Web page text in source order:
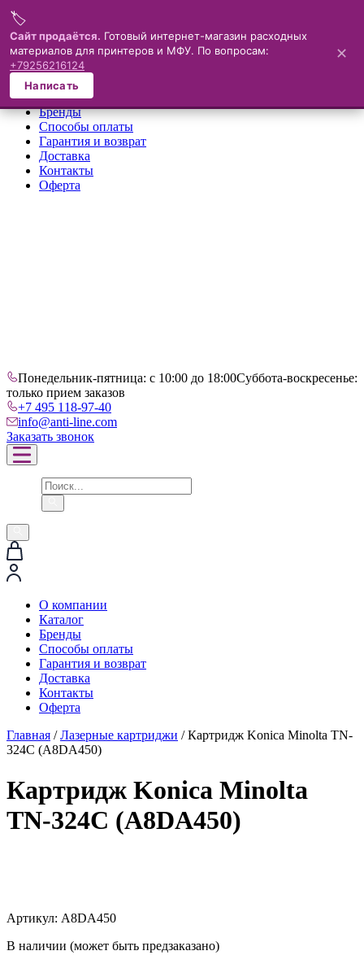
Меню
×
О компании
Каталог
Бренды
Способы оплаты
Гарантия и возврат
Доставка
Контакты
Оферта
Понедельник-пятница: с 10:00 до 18:00Суббота-воскресенье:
только прием заказов
+7 495 118-97-40
info@anti-line.com
Заказать звонок
О компании
Каталог
Бренды
Способы оплаты
Гарантия и возврат
Доставка
Контакты
Оферта
Главная /Лазерные картриджи / Картридж Konica Minolta TN-
324C (A8DA450)
Картридж Konica Minolta
TN-324C (A8DA450)
Артикул: A8DA450
В наличии (может быть предзаказано)
🏷️
Сайт продаётся. Готовый интернет-магазин расходных
материалов для принтеров и МФУ. По вопросам:
+79256216124
Написать
✕